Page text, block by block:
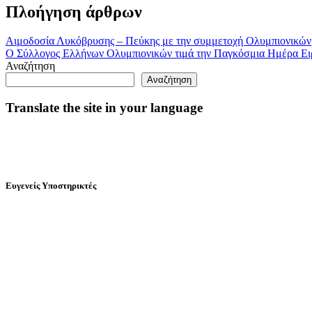
Πλοήγηση άρθρων
Αιμοδοσία Λυκόβρυσης – Πεύκης με την συμμετοχή Ολυμπιονικών
Ο Σύλλογος Ελλήνων Ολυμπιονικών τιμά την Παγκόσμια Ημέρα
Αναζήτηση
Αναζήτηση
Translate the site in your language
Ευγενείς Υποστηρικτές